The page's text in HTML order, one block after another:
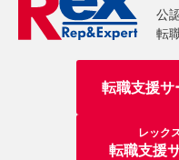
転職支援サ
レック
転職支援